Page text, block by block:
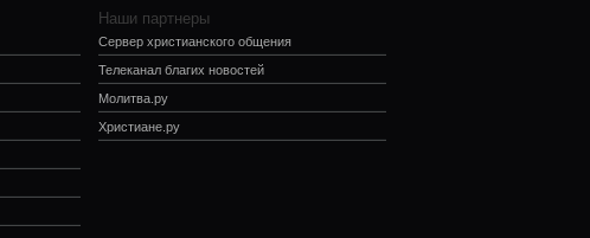
Наши партнеры
Сервер христианского общения
Телеканал благих новостей
Молитва.ру
Христиане.ру